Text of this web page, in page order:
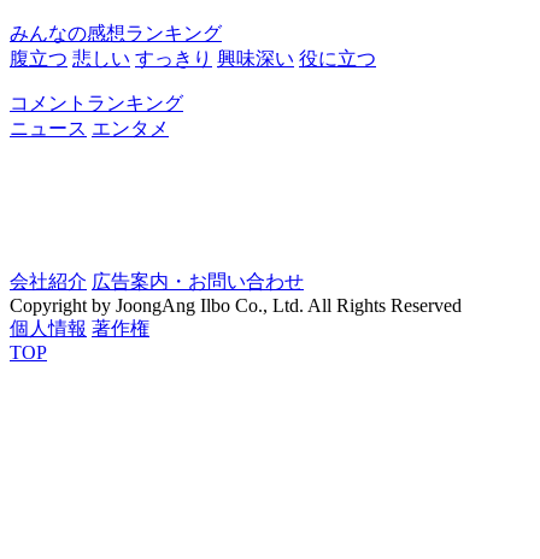
みんなの感想ランキング
腹立つ 悲しい すっきり 興味深い 役に立つ
コメントランキング
ニュース エンタメ
会社紹介 広告案内・お問い合わせ
Copyright by JoongAng Ilbo Co., Ltd. All Rights Reserved
個人情報 著作権
TOP